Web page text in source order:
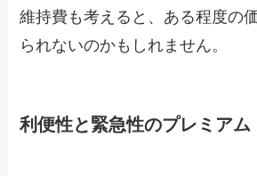
維持費も考えると、ある程度の
られないのかもしれません。
利便性と緊急性のプレミアム